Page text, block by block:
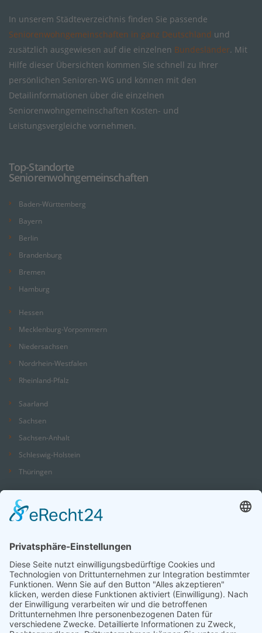
In unserem Städteverzeichnis finden Sie passende
Seniorenwohngemeinschaften in ganz Deutschland und
zusätzlich ausgewiesen auf die einzelnen Bundesländer. Mit
Hilfe dieser Übersichten kommen Sie schnell zu Ihrer
persönlichen Senioren-WG und können mit den
Detailinformationen über die einzelnen
Seniorenwohngemeinschaften Kosten- und
Leistungsvergleiche vornehmen.
Top-Standorte
Seniorenwohngemeinschaften
Baden-Württemberg
Bayern
Berlin
Brandenburg
Bremen
Hamburg
Hessen
Mecklenburg-Vorpommern
Niedersachsen
Nordrhein-Westfalen
Rheinland-Pfalz
Saarland
Sachsen
Sachsen-Anhalt
Schleswig-Holstein
Thüringen
Ein Portal der ProAgeMedia GmbH & Co. KG.
Nutzungsbedingungen Datenschutz Impressum